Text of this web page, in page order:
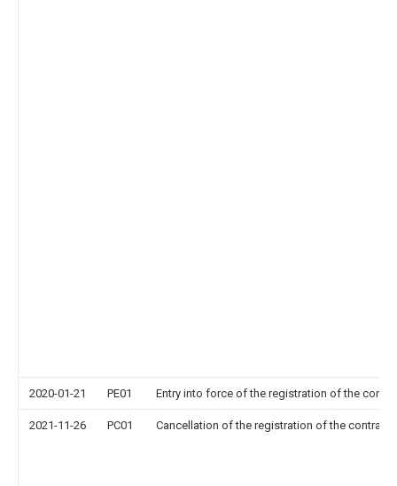
2020-01-21 PE01 Entry into force of the registration of the
2021-11-26 PC01 Cancellation of the registration of the